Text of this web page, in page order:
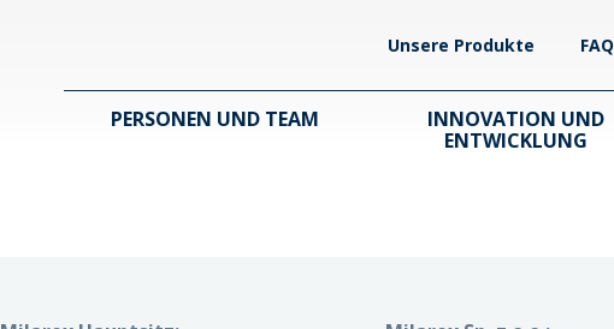
Unsere Produkte FAQ
PERSONEN UND TEAM
INNOVATION UND
ENTWICKLUNG